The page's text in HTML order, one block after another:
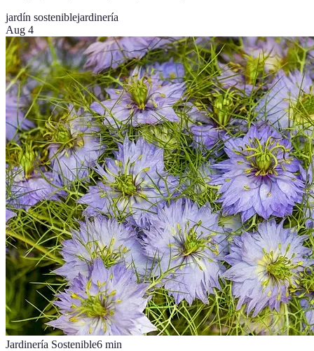
jardín sosteniblejardinería
Aug 4
Jardinería Sostenible6 min